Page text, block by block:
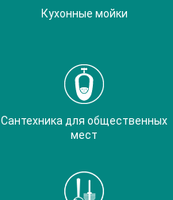
Кухонные мойки
Сантехника для общественных
мест